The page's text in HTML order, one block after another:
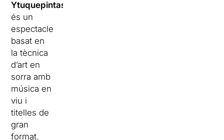
Ytuquepintas
és un
espectacle
basat en
la tècnica
d’art en
sorra amb
música en
viu i
titelles de
gran
format.